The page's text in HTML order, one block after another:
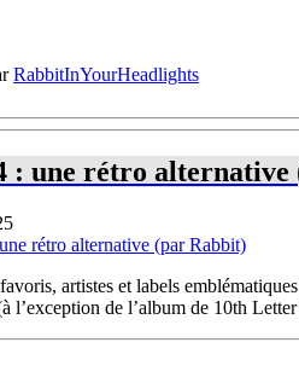
RabbitInYourHeadlights
: une rétro
artistes et labels
l’exception de l’album de 10th